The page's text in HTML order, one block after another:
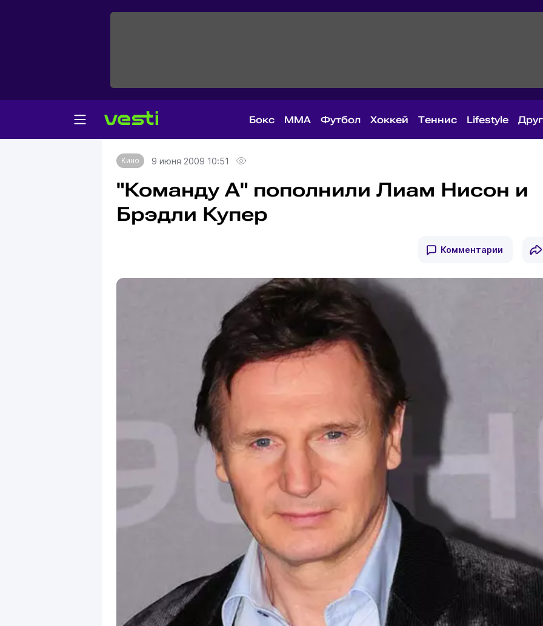
Бокс MMA Футбол Хоккей Теннис Lifestyle
Главная
Кино
Кино 9 июня 2009 10:51
"Команду А" пополнили Лиам Нисон и
Брэдли Купер
Комментарии